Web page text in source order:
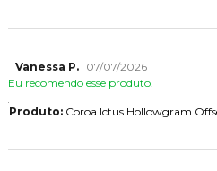
Vanessa P.
07/07/2026
Eu recomendo esse produto.
Produto:Coroa Ictus Hollowgram